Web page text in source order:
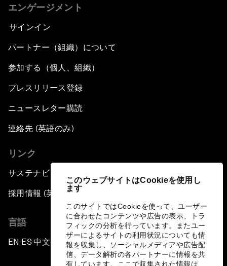
このウェブサイトはCookieを使用し
ます
このサイトではCookieを使って、ユーザー
に合わせたコンテンツや広告の表示、トラ
フィックの分析を行っています。またユー
ザーによるサイトの利用状況についても情
報を収集し、ソーシャルメディアや広告配
信、データ解析の各パートナーに情報を共
有しています。ここで収集された情報は、
エンゲージメント
サインイン
パートナー（組織）について
参加する（個人、組織）
プレスリリース登録
ニュースレター購読
連絡先 (英語のみ)
リンク
サステナビリティへの取り組み
採用情報 (英語のみ)
言語
EN ▪ ES▪中文▪ 日本語